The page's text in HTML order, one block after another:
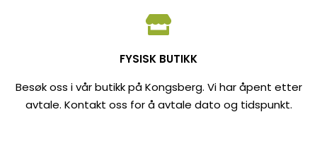
FYSISK BUTIKK
Besøk oss i vår butikk på Kongsberg. Vi har åpent etter
avtale. Kontakt oss for å avtale dato og tidspunkt.